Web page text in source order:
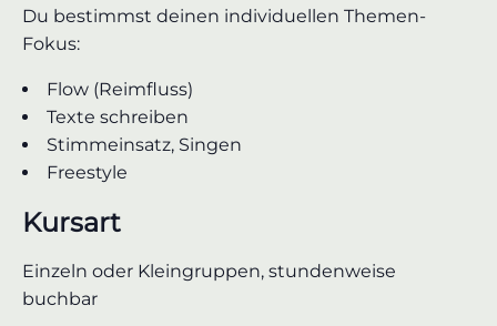
Du bestimmst deinen individuellen Themen-
Fokus:
Flow (Reimfluss)
Texte schreiben
Stimmeinsatz, Singen
Freestyle
Kursart
Einzeln oder Kleingruppen, stundenweise
buchbar